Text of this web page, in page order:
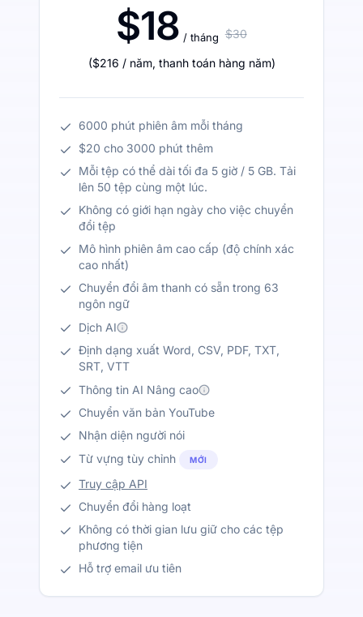
$18 / tháng $30
($216 / năm, thanh toán hàng năm)
6000 phút phiên âm mỗi tháng
$20 cho 3000 phút thêm
Mỗi tệp có thể dài tối đa 5 giờ / 5 GB. Tải
lên 50 tệp cùng một lúc.
Không có giới hạn ngày cho việc chuyển
đổi tệp
Mô hình phiên âm cao cấp (độ chính xác
cao nhất)
Chuyển đổi âm thanh có sẵn trong 63
ngôn ngữ
Dịch AI
Định dạng xuất Word, CSV, PDF, TXT,
SRT, VTT
Thông tin AI Nâng cao
Chuyển văn bản YouTube
Nhận diện người nói
Từ vựng tùy chỉnh
MỚI
Truy cập API
Chuyển đổi hàng loạt
Không có thời gian lưu giữ cho các tệp
phương tiện
Hỗ trợ email ưu tiên